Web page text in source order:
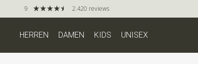
9 2.420 reviews
HERREN DAMEN KIDS UNISEX